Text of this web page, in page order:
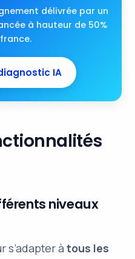
délivrée par un
à hauteur de 50%
IA
niveaux
s’adapter àtous les